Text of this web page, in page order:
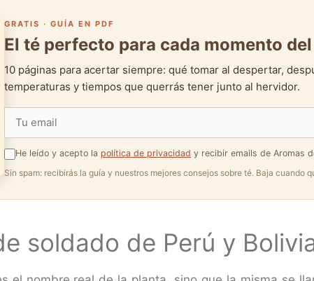
GRATIS · GUÍA EN PDF
El té perfecto para cada momento
10 páginas para acertar siempre: qué tomar al despertar,
temperaturas y tiempos que querrás tener junto al hervidor.
He leído y acepto la política de privacidad y recibir emails de Aromas
Sin spam: recibirás la guía y nuestros mejores consejos sobre té. Baja cuando
soldado de Perú y